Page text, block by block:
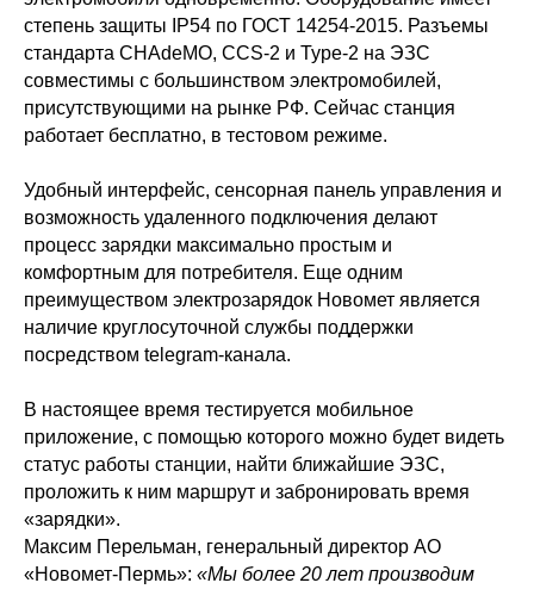
степень защиты IP54 по ГОСТ 14254-2015. Разъемы
стандарта CHAdeMO, CCS-2 и Type-2 на ЭЗС
совместимы с большинством электромобилей,
присутствующими на рынке РФ. Сейчас станция
работает бесплатно, в тестовом режиме.
Удобный интерфейс, сенсорная панель управления и
возможность удаленного подключения делают
процесс зарядки максимально простым и
комфортным для потребителя. Еще одним
преимуществом электрозарядок Новомет является
наличие круглосуточной службы поддержки
посредством telegram-канала.
В настоящее время тестируется мобильное
приложение, с помощью которого можно будет видеть
статус работы станции, найти ближайшие ЭЗС,
проложить к ним маршрут и забронировать время
«зарядки».
Максим Перельман, генеральный директор АО
«Новомет-Пермь»: «Мы более 20 лет производим